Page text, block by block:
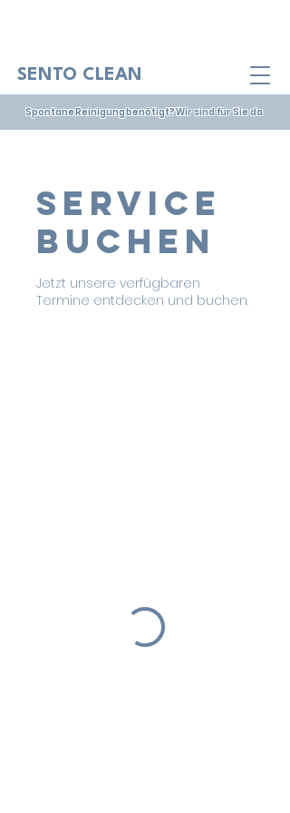
Spontane Reinigung benötigt? Wir sind für Sie da
SENTO CLEAN
Service
buchen
Jetzt unsere verfügbaren
Termine entdecken und buchen.